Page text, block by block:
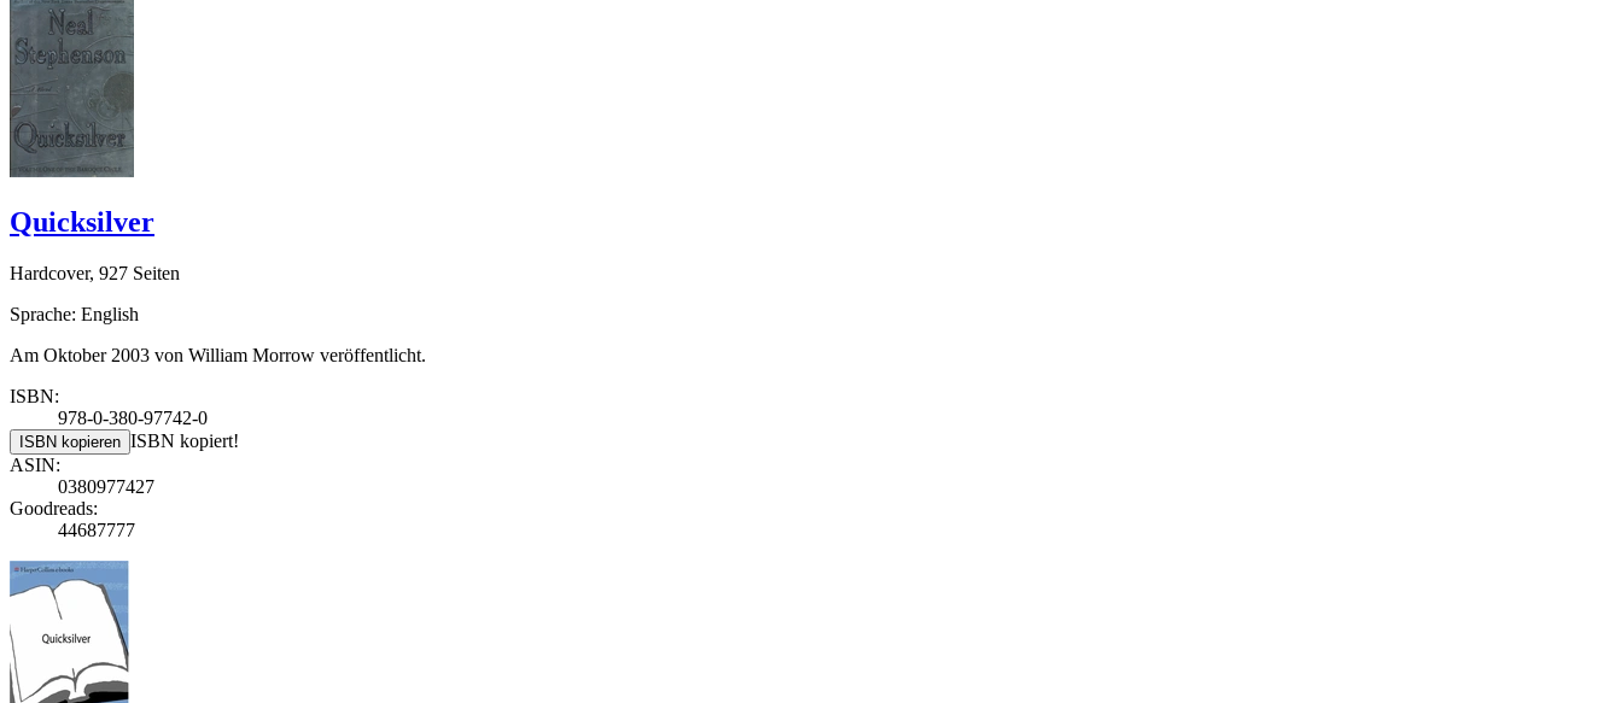
Quicksilver
Hardcover, 927 Seiten
Sprache: English
Am Oktober 2003 von William Morrow veröffentlicht.
ISBN:
978-0-380-97742-0
ISBN kopieren ISBN kopiert!
ASIN:
0380977427
Goodreads:
44687777